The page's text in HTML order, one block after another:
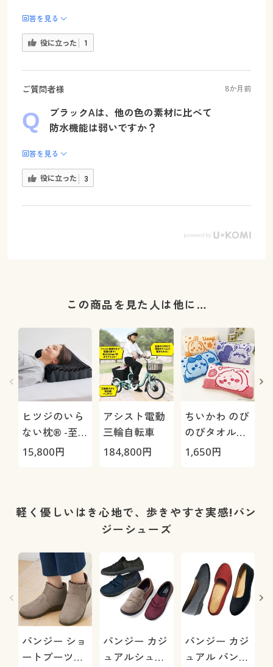
回答を見る
役に立った 1
ご質問者様 8か月前
ブラックAは、他の色の素材に比べて
防水機能は弱いですか？
回答を見る
役に立った 3
この商品を見た人は他に…
ヒツジのいら
ない枕® -至
極-
15,800円
アシスト電動
三輪自転車
184,800円
ちいかわ のび
のびタオル地
枕カバー
1,650円
軽く優しいはき心地で、歩きやすさ実感!パン
ジーシューズ
パンジー ショ
ートブーツ
パンジー カジ
ュアルシュー
パンジー カジ
ュアル パンプ